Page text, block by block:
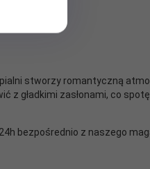
lata.
stworzy romantyczną
z gładkimi zasłonami, co
bezpośrednio z naszego